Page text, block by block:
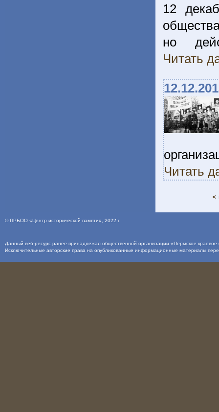
12
но
Читать
Читать
<
©ПРБОО «Центр исторической памяти» , 2022 г.
Данный веб-ресурс ранее принадлежал общественной организации «Пермское
Исключительные авторские права на опубликованные информационные материалы